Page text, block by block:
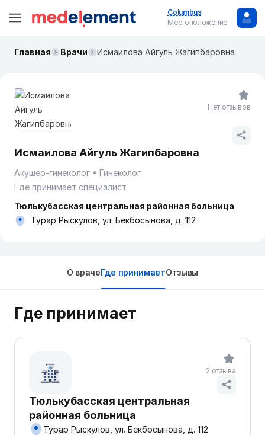
Columbus
Местоположение
Главная Врачи Исмаилова Айгуль Жагипбаровна
Исмаилова Айгуль Жагипбаровна
Акушер-гинеколог
Гинеколог
Где принимает специалист
Тюлькубасская центральная районная больница
Турар Рыскулов, ул. Бекбосынова, д. 112
Нет отзывов
О врачеГде принимаетОтзывы
Где принимает
Тюлькубасская центральная
районная больница
Турар Рыскулов, ул. Бекбосынова, д. 112
2 отзыва